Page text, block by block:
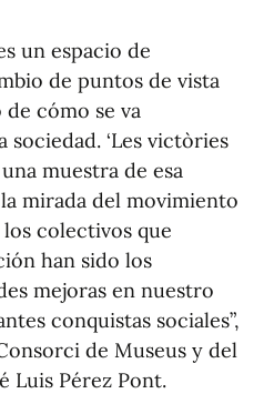
un espacio de
de puntos de vista
cómo se va
‘Les victòries
muestra de esa
mirada del movimiento
colectivos que
han sido los
mejoras en nuestro
conquistas sociales”,
de Museus y del
Luis Pérez Pont.